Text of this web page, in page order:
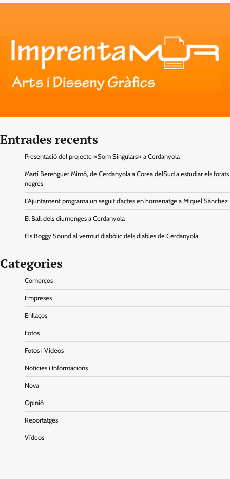
Entrades recents
Presentació del projecte «Som Singulars» a Cerdanyola
Martí Berenguer Mimó, de Cerdanyola a Corea delSud a estudiar els forats
negres
L’Ajuntament programa un seguit d’actes en homenatge a Miquel Sánchez
El Ball dels diumenges a Cerdanyola
Els Boggy Sound al vermut diabòlic dels diables de Cerdanyola
Categories
Comerços
Empreses
Enllaços
Fotos
Fotos i Videos
Notícies i Informacions
Nova
Opinió
Reportatges
Vídeos